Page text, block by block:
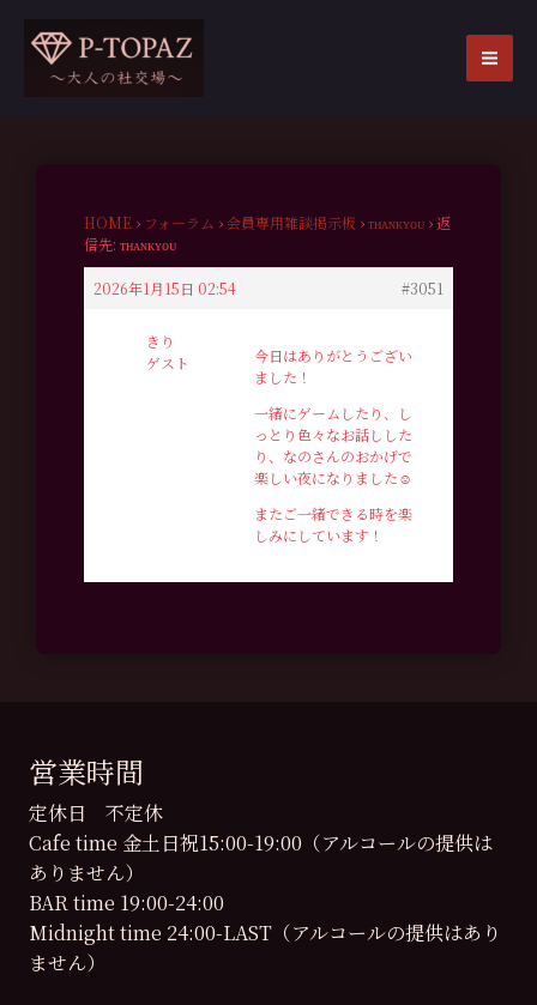
HOME › フォーラム › 会員専用雑談掲示板 ›ᴛʜᴀɴᴋʏᴏᴜ ›返
信先: ᴛʜᴀɴᴋʏᴏᴜ
2026年1月15日 02:54 #3051
きり
ゲスト
今日はありがとうござい
ました！
一緒にゲームしたり、し
っとり色々なお話しした
り、なのさんのおかげで
楽しい夜になりました☺︎
またご一緒できる時を楽
しみにしています！
営業時間
定休日 不定休
Cafe time 金土日祝15:00-19:00（アルコールの提供は
ありません）
BAR time 19:00-24:00
Midnight time 24:00-LAST（アルコールの提供はあり
ません）